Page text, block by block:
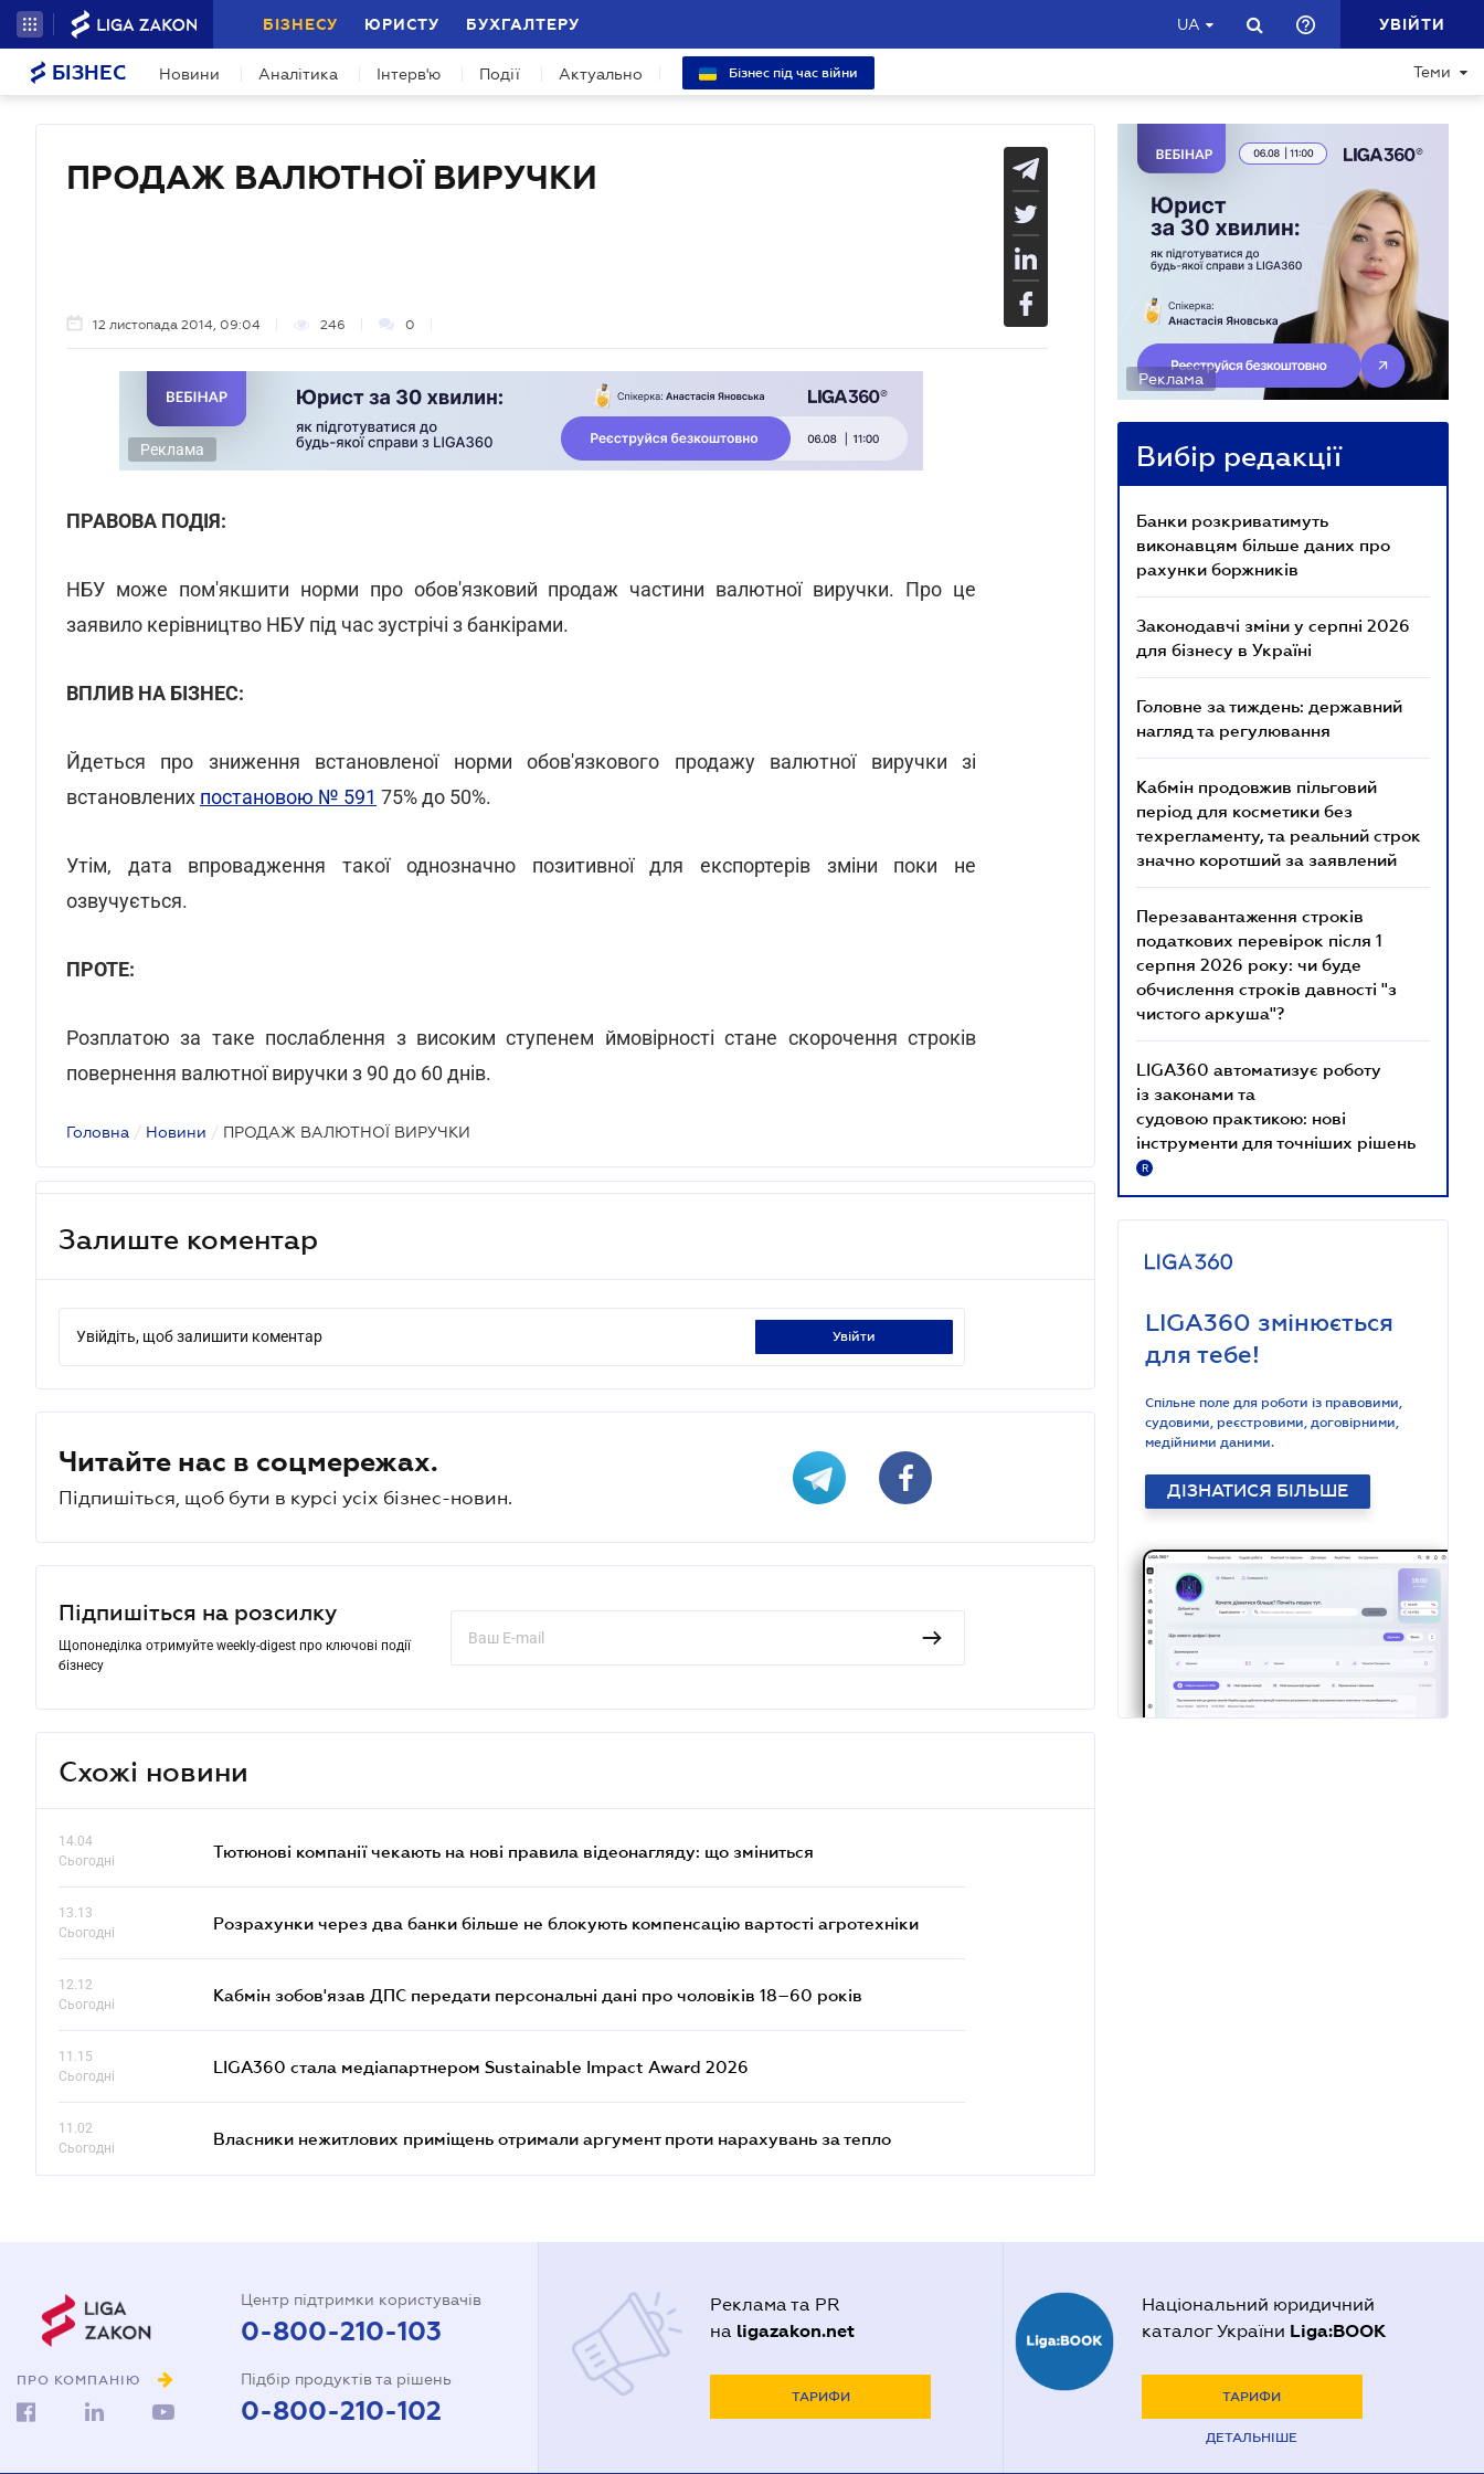
БІЗНЕСУ ЮРИСТУ БУХГАЛТЕРУ UA УВІЙТИ
БІЗНЕС Новини Аналітика Інтерв'ю Події Актуально Бізнес під час війни Теми
ПРОДАЖ ВАЛЮТНОЇ ВИРУЧКИ
12 листопада 2014, 09:04 246 0
Реклама
ПРАВОВА ПОДІЯ:
НБУ може пом'якшити норми про обов'язковий продаж частини валютної виручки. Про це
заявило керівництво НБУ під час зустрічі з банкірами.
ВПЛИВ НА БІЗНЕС:
Йдеться про зниження встановленої норми обов'язкового продажу валютної виручки зі
встановлених постановою № 591 75% до 50%.
Утім, дата впровадження такої однозначно позитивної для експортерів зміни поки не
озвучується.
ПРОТЕ:
Розплатою за таке послаблення з високим ступенем ймовірності стане скорочення строків
повернення валютної виручки з 90 до 60 днів.
Головна / Новини / ПРОДАЖ ВАЛЮТНОЇ ВИРУЧКИ
Залиште коментар
Увійдіть, щоб залишити коментар увійти
Читайте нас в соцмережах.
Підпишіться, щоб бути в курсі усіх бізнес-новин.
Підпишіться на розсилку
Щопонеділка отримуйте weekly-digest про ключові події
бізнесу
Схожі новини
14.04
Сьогодні
Тютюнові компанії чекають на нові правила відеонагляду: що зміниться
13.13
Сьогодні
Розрахунки через два банки більше не блокують компенсацію вартості агротехніки
12.12
Сьогодні
Кабмін зобов'язав ДПС передати персональні дані про чоловіків 18–60 років
11.15
Сьогодні
LIGA360 стала медіапартнером Sustainable Impact Award 2026
11.02
Сьогодні
Власники нежитлових приміщень отримали аргумент проти нарахувань за тепло
Реклама
Вибір редакції
Банки розкриватимуть
виконавцям більше даних про
рахунки боржників
Законодавчі зміни у серпні 2026
для бізнесу в Україні
Головне за тиждень: державний
нагляд та регулювання
Кабмін продовжив пільговий
період для косметики без
техрегламенту, та реальний строк
значно коротший за заявлений
Перезавантаження строків
податкових перевірок після 1
серпня 2026 року: чи буде
обчислення строків давності "з
чистого аркуша"?
LIGA360 автоматизує роботу
із законами та
судовою практикою: нові
інструменти для точніших рішень
R
LIGA360 змінюється
для тебе!
Спільне поле для роботи із правовими,
судовими, реєстровими, договірними,
медійними даними.
ДІЗНАТИСЯ БІЛЬШЕ
ПРО КОМПАНІЮ
Центр підтримки користувачів
0-800-210-103
Підбір продуктів та рішень
0-800-210-102
Реклама та PR
на ligazakon.net
ТАРИФИ
Національний юридичний
каталог України Liga:BOOK
ТАРИФИ
ДЕТАЛЬНІШЕ